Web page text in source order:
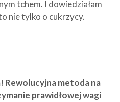
tchem. I dowiedziałam
nie tylko o cukrzycy.
Rewolucyjna metoda na
prawidłowej wagi